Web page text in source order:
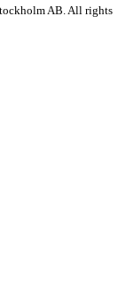
AB. All rights